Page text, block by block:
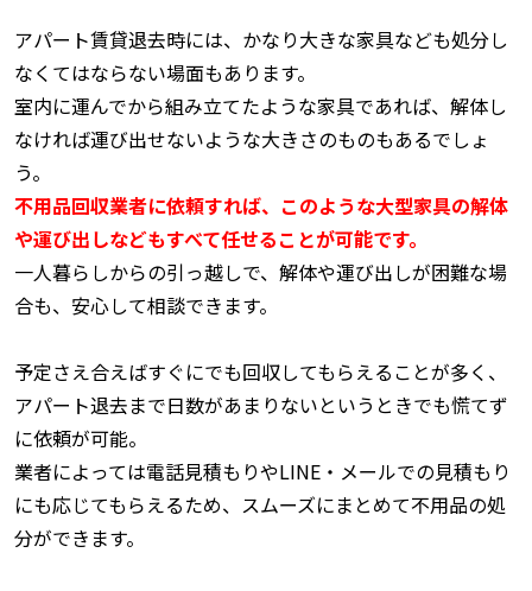
アパート賃貸退去時には、かなり大きな家具なども処分し
なくてはならない場面もあります。
室内に運んでから組み立てたような家具であれば、解体し
なければ運び出せないような大きさのものもあるでしょ
う。
不用品回収業者に依頼すれば、このような大型家具の解体
や運び出しなどもすべて任せることが可能です。
一人暮らしからの引っ越しで、解体や運び出しが困難な場
合も、安心して相談できます。
予定さえ合えばすぐにでも回収してもらえることが多く、
アパート退去まで日数があまりないというときでも慌てず
に依頼が可能。
業者によっては電話見積もりやLINE・メールでの見積もり
にも応じてもらえるため、スムーズにまとめて不用品の処
分ができます。